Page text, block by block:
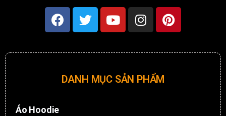
DANH MỤC SẢN PHẨM
Áo Hoodie